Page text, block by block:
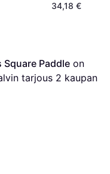
34,18 €
Paddle
tarjous 2 kaupan